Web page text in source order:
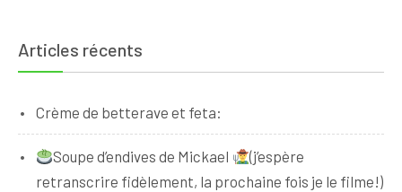
Articles récents
Crème de betterave et feta:
Soupe d’endives de Mickael
(j’espère
retranscrire fidèlement, la prochaine fois je le filme!)